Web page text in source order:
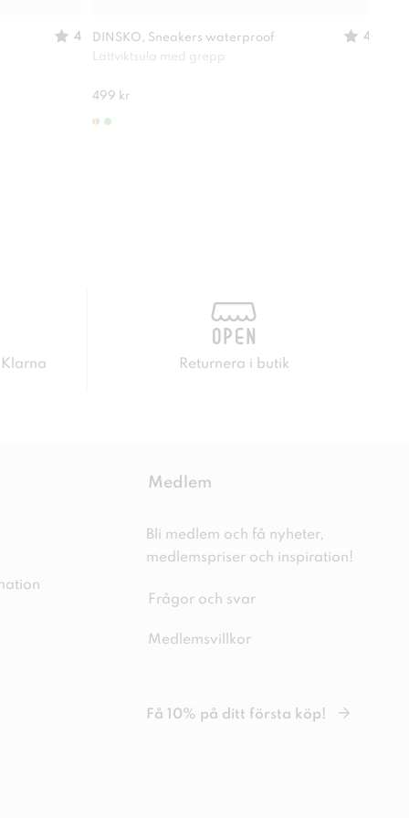
4
DINSKO, Sneakers waterproof
4
Lättviktsula med grepp
499 kr
Returnera i butik
Medlem
Bli medlem och få nyheter,
medlemspriser och inspiration!
Frågor och svar
Medlemsvillkor
Få 10% på ditt första köp!